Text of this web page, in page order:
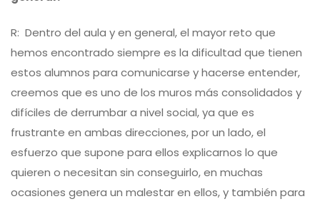
R: Dentro del aula y en general, el mayor reto que
hemos encontrado siempre es la dificultad que tienen
estos alumnos para comunicarse y hacerse entender,
creemos que es uno de los muros más consolidados y
difíciles de derrumbar a nivel social, ya que es
frustrante en ambas direcciones, por un lado, el
esfuerzo que supone para ellos explicarnos lo que
quieren o necesitan sin conseguirlo, en muchas
ocasiones genera un malestar en ellos, y también para